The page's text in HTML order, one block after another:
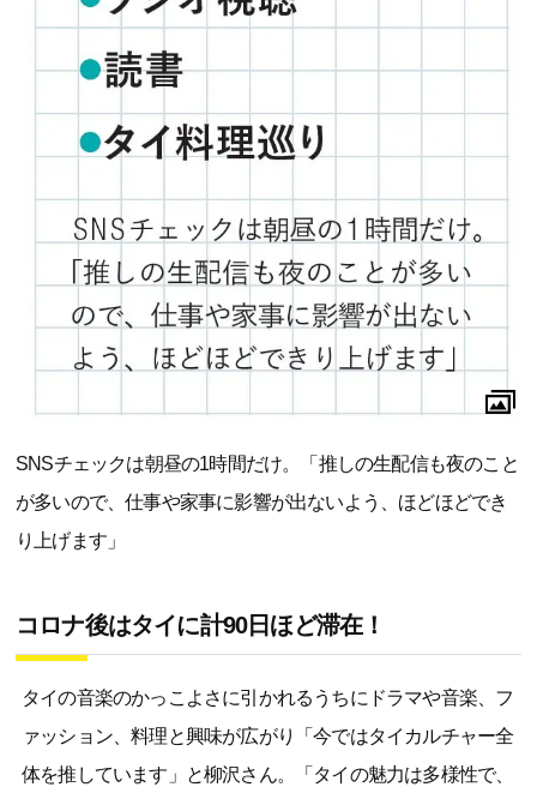
SNSチェックは朝昼の1時間だけ。「推しの生配信も夜のこと
が多いので、仕事や家事に影響が出ないよう、ほどほどでき
り上げます」
コロナ後はタイに計90日ほど滞在！
タイの音楽のかっこよさに引かれるうちにドラマや音楽、フ
ァッション、料理と興味が広がり「今ではタイカルチャー全
体を推しています」と柳沢さん。「タイの魅力は多様性で、